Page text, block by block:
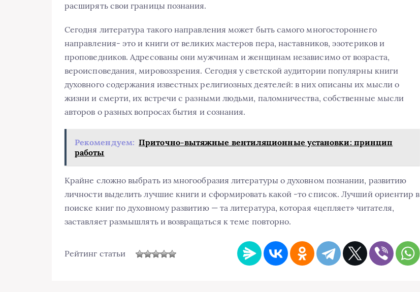
расширять свои границы познания.
Сегодня литература такого направления может быть самого многостороннего
направления- это и книги от великих мастеров пера, наставников, эзотериков и
проповедников. Адресованы они мужчинам и женщинам независимо от возраста,
вероисповедания, мировоззрения. Сегодня у светской аудитории популярны книги
духовного содержания известных религиозных деятелей: в них описаны их мысли о
жизни и смерти, их встречи с разными людьми, паломничества, собственные мысли
авторов о разных вопросах бытия и сознания.
Рекомендуем: Приточно-вытяжные вентиляционные установки: принцип
работы
Крайне сложно выбрать из многообразия литературы о духовном познании, развитию
личности выделить лучшие книги и сформировать какой -то список. Лучший ориентир в
поиске книг по духовному развитию — та литература, которая «цепляет» читателя,
заставляет размышлять и возвращаться к теме повторно.
Рейтинг статьи